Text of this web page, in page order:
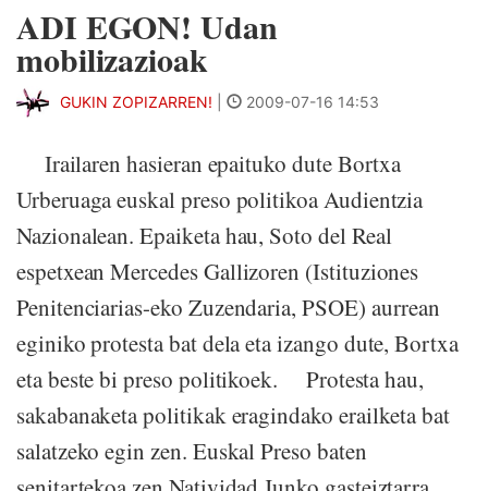
ADI EGON! Udan
mobilizazioak
GUKIN ZOPIZARREN! 2009-07-16 14:53
Irailaren hasieran epaituko dute Bortxa
Urberuaga euskal preso politikoa Audientzia
Nazionalean. Epaiketa hau, Soto del Real
espetxean Mercedes Gallizoren (Istituziones
Penitenciarias-eko Zuzendaria, PSOE) aurrean
eginiko protesta bat dela eta izango dute, Bortxa
eta beste bi preso politikoek. Protesta hau,
sakabanaketa politikak eragindako erailketa bat
salatzeko egin zen. Euskal Preso baten